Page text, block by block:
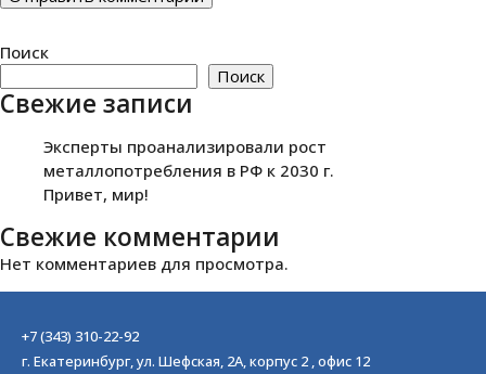
Поиск
Поиск
Свежие записи
Эксперты проанализировали рост
металлопотребления в РФ к 2030 г.
Привет, мир!
Свежие комментарии
Нет комментариев для просмотра.
+7 (343) 310-22-92
г. Екатеринбург, ул. Шефская, 2А, корпус 2 , офис 12